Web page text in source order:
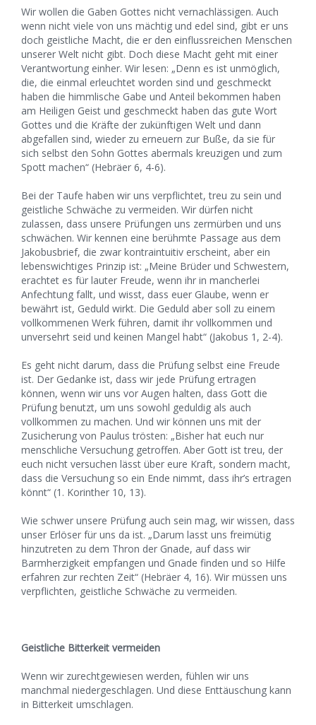
Wir wollen die Gaben Gottes nicht vernachlässigen. Auch
wenn nicht viele von uns mächtig und edel sind, gibt er uns
doch geistliche Macht, die er den einflussreichen Menschen
unserer Welt nicht gibt. Doch diese Macht geht mit einer
Verantwortung einher. Wir lesen: „Denn es ist unmöglich,
die, die einmal erleuchtet worden sind und geschmeckt
haben die himmlische Gabe und Anteil bekommen haben
am Heiligen Geist und geschmeckt haben das gute Wort
Gottes und die Kräfte der zukünftigen Welt und dann
abgefallen sind, wieder zu erneuern zur Buße, da sie für
sich selbst den Sohn Gottes abermals kreuzigen und zum
Spott machen“ (Hebräer 6, 4-6).
Bei der Taufe haben wir uns verpflichtet, treu zu sein und
geistliche Schwäche zu vermeiden. Wir dürfen nicht
zulassen, dass unsere Prüfungen uns zermürben und uns
schwächen. Wir kennen eine berühmte Passage aus dem
Jakobusbrief, die zwar kontraintuitiv erscheint, aber ein
lebenswichtiges Prinzip ist: „Meine Brüder und Schwestern,
erachtet es für lauter Freude, wenn ihr in mancherlei
Anfechtung fallt, und wisst, dass euer Glaube, wenn er
bewährt ist, Geduld wirkt. Die Geduld aber soll zu einem
vollkommenen Werk führen, damit ihr vollkommen und
unversehrt seid und keinen Mangel habt“ (Jakobus 1, 2-4).
Es geht nicht darum, dass die Prüfung selbst eine Freude
ist. Der Gedanke ist, dass wir jede Prüfung ertragen
können, wenn wir uns vor Augen halten, dass Gott die
Prüfung benutzt, um uns sowohl geduldig als auch
vollkommen zu machen. Und wir können uns mit der
Zusicherung von Paulus trösten: „Bisher hat euch nur
menschliche Versuchung getroffen. Aber Gott ist treu, der
euch nicht versuchen lässt über eure Kraft, sondern macht,
dass die Versuchung so ein Ende nimmt, dass ihr’s ertragen
könnt“ (1. Korinther 10, 13).
Wie schwer unsere Prüfung auch sein mag, wir wissen, dass
unser Erlöser für uns da ist. „Darum lasst uns freimütig
hinzutreten zu dem Thron der Gnade, auf dass wir
Barmherzigkeit empfangen und Gnade finden und so Hilfe
erfahren zur rechten Zeit“ (Hebräer 4, 16). Wir müssen uns
verpflichten, geistliche Schwäche zu vermeiden.
Geistliche Bitterkeit vermeiden
Wenn wir zurechtgewiesen werden, fühlen wir uns
manchmal niedergeschlagen. Und diese Enttäuschung kann
in Bitterkeit umschlagen.